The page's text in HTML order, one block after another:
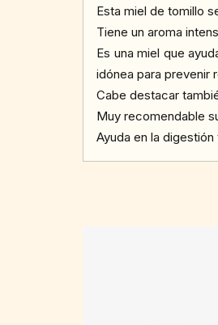
Esta miel de tomillo
Tiene un aroma
Es una miel que
idónea para prevenir
Cabe destacar
Muy recomendable
Ayuda en la